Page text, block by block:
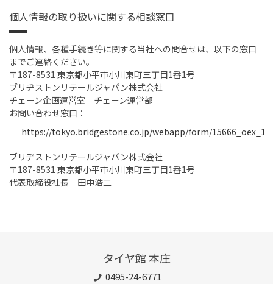
個人情報の取り扱いに関する相談窓口
個人情報、各種手続き等に関する当社への問合せは、以下の窓口
までご連絡ください。
〒187-8531 東京都小平市小川東町三丁目1番1号
ブリヂストンリテールジャパン株式会社
チェーン企画運営室 チェーン運営部
お問い合わせ窓口：
https://tokyo.bridgestone.co.jp/webapp/form/15666_oex_1/
ブリヂストンリテールジャパン株式会社
〒187-8531 東京都小平市小川東町三丁目1番1号
代表取締役社長 田中浩二
タイヤ館 本庄
0495-24-6771